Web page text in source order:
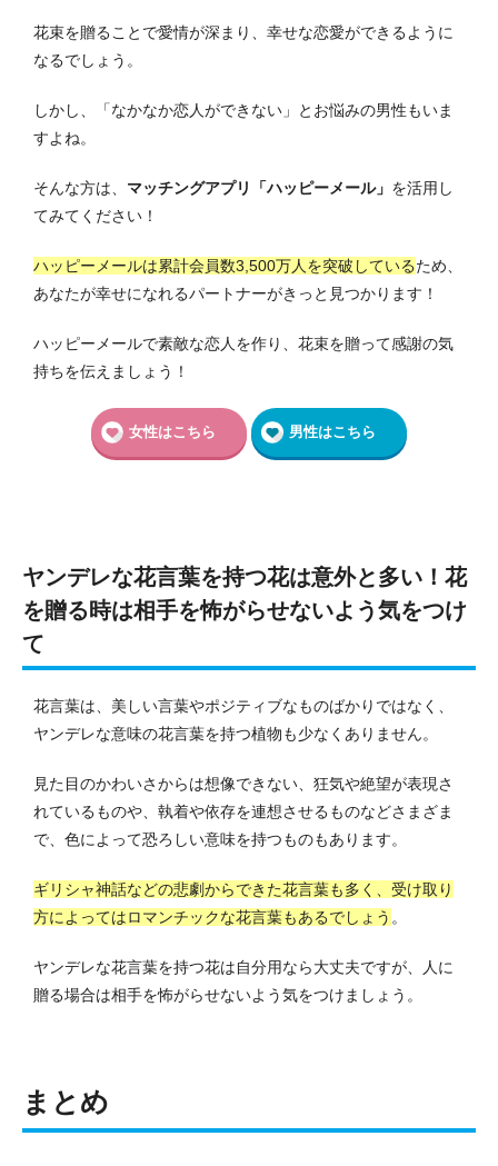
花束を贈ることで愛情が深まり、幸せな恋愛ができるように
なるでしょう。
しかし、「なかなか恋人ができない」とお悩みの男性もいま
すよね。
そんな方は、 マッチングアプリ「ハッピーメール」 を活用し
てみてください！
ハッピーメールは累計会員数3,500万人を突破しているため、
あなたが幸せになれるパートナーがきっと見つかります！
ハッピーメールで素敵な恋人を作り、花束を贈って感謝の気
持ちを伝えましょう！
女性はこちら 男性はこちら
ヤンデレな花言葉を持つ花は意外と多い！花
を贈る時は相手を怖がらせないよう気をつけ
て
花言葉は、美しい言葉やポジティブなものばかりではなく、
ヤンデレな意味の花言葉を持つ植物も少なくありません。
見た目のかわいさからは想像できない、狂気や絶望が表現さ
れているものや、執着や依存を連想させるものなどさまざま
で、色によって恐ろしい意味を持つものもあります。
ギリシャ神話などの悲劇からできた花言葉も多く、受け取り
方によってはロマンチックな花言葉もあるでしょう 。
ヤンデレな花言葉を持つ花は自分用なら大丈夫ですが、人に
贈る場合は相手を怖がらせないよう気をつけましょう。
まとめ